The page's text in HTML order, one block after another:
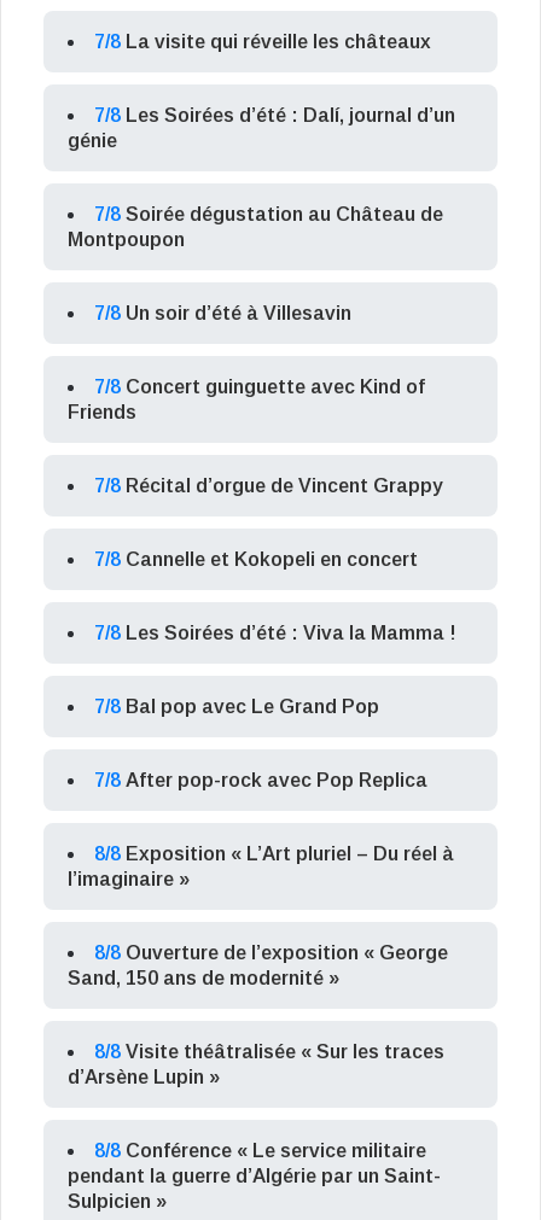
7/8 La visite qui réveille les châteaux
7/8 Les Soirées d’été : Dalí, journal d’un
génie
7/8 Soirée dégustation au Château de
Montpoupon
7/8 Un soir d’été à Villesavin
7/8 Concert guinguette avec Kind of
Friends
7/8 Récital d’orgue de Vincent Grappy
7/8 Cannelle et Kokopeli en concert
7/8 Les Soirées d’été : Viva la Mamma !
7/8 Bal pop avec Le Grand Pop
7/8 After pop-rock avec Pop Replica
8/8 Exposition « L’Art pluriel – Du réel à
l’imaginaire »
8/8 Ouverture de l’exposition « George
Sand, 150 ans de modernité »
8/8 Visite théâtralisée « Sur les traces
d’Arsène Lupin »
8/8 Conférence « Le service militaire
pendant la guerre d’Algérie par un Saint-
Sulpicien »